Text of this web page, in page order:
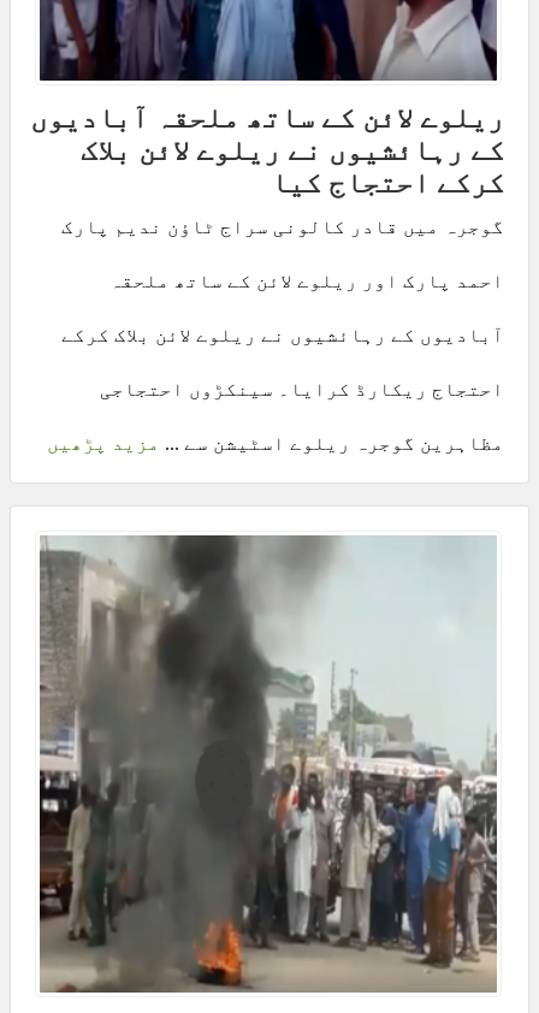
ریلوے لائن کے ساتھ ملحقہ آبادیوں
کے رہائشیوں نے ریلوے لائن بلاک
کرکے احتجاج کیا
گوجرہ میں قادر کالونی سراج ٹاؤن ندیم پارک
احمد پارک اور ریلوے لائن کے ساتھ ملحقہ
آبادیوں کے رہائشیوں نے ریلوے لائن بلاک کرکے
احتجاج ریکارڈ کرایا۔ سینکڑوں احتجاجی
مظاہرین گوجرہ ریلوے اسٹیشن سے ... مزید پڑھیں